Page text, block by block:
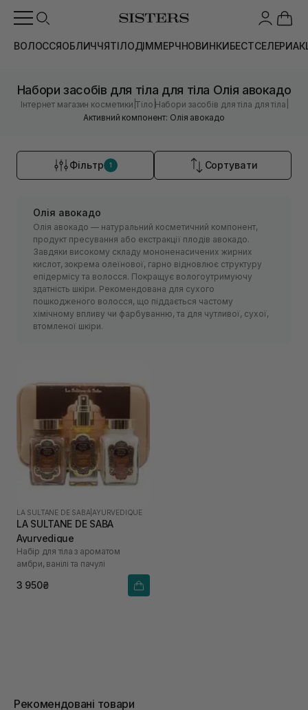
ВОЛОССЯОБЛИЧЧЯТІЛОДІММЕРЧНОВИНКИБЕСТСЕЛЕРИ
Набори засобів для тіла для тіла Олія авокадо
Інтернет магазин косметики |Тіло |Набори засобів для тіла для тіла
Активний компонент: Олія авокадо
Фільтр 1 Сортувати
Олія авокадо
Олія авокадо — натуральний косметичний компонент,
продукт пресування або екстракції плодів авокадо.
Завдяки високому складу мононенасичених жирних
кислот, зокрема олеїнової, гарно відновлює структуру
епідермісу та волосся. Покращує вологоутримуючу
здатність шкіри. Рекомендована для сухого
пошкодженого волосся, що піддається частому
хімічному впливу чи фарбуванню, та для чутливої, сухої,
втомленої шкіри.
LA SULTANE DE SABA AYURVEDIQUE
LA SULTANE DE SABA
Ayurvedique
Набір для тіла з ароматом
амбри, ванілі та пачулі
3 950₴
Рекомендовані товари